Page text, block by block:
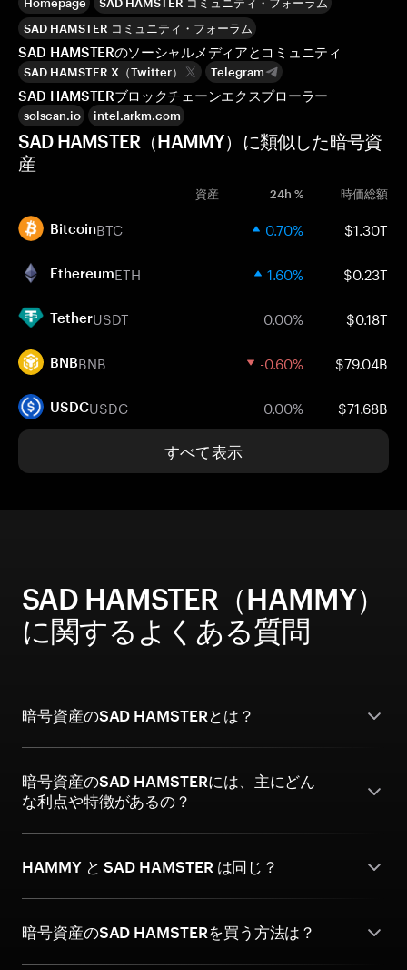
SAD HAMSTER コミュニティ・フォーラム
SAD HAMSTERのソーシャルメディアとコミュニティ
SAD HAMSTER X（Twitter） Telegram
SAD HAMSTERブロックチェーンエクスプローラー
solscan.io intel.arkm.com
SAD HAMSTER（HAMMY）に類似した暗号資
産
資産 24h % 時価総額
BitcoinBTC 0.70% $1.30T
EthereumETH 1.60% $0.23T
TetherUSDT 0.00% $0.18T
BNBBNB -0.60% $79.04B
USDCUSDC 0.00% $71.68B
すべて表示
SAD HAMSTER（HAMMY）
に関するよくある質問
暗号資産のSAD HAMSTERとは？
暗号資産のSAD HAMSTERには、主にどん
な利点や特徴があるの？
HAMMY と SAD HAMSTER は同じ？
暗号資産のSAD HAMSTERを買う方法は？